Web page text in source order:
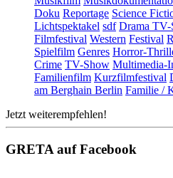
Doku Reportage Science
Lichtspektakel sdf Drama TV-
Filmfestival Western Festival
Spielfilm Genres Horror-
Crime TV-Show Multimedia-
Familienfilm Kurzfilmfestival
am Berghain Berlin Familie /
Jetzt weiterempfehlen!
GRETA auf Facebook